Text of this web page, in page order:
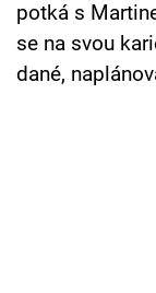
Sledujte
Přihlášení
potká s
se na svou
dané,